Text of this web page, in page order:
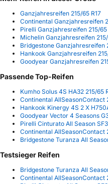
Ganzjahresreifen 215/65 R17
Continental Ganzjahresreifen
Pirelli Ganzjahresreifen 215/65
Michelin Ganzjahresreifen
Bridgestone Ganzjahresreifen
Hankook Ganzjahresreifen
Goodyear Ganzjahresreifen
Passende Top-Reifen
Kumho Solus 4S HA32 215/65
Continental AllSeasonContact
Hankook Kinergy 4S 2 X
Goodyear Vector 4 Seasons
Pirelli Cinturato All Season
Continental AllSeasonContact
Bridgestone Turanza All
Testsieger Reifen
Bridgestone Turanza All
Continental AllSeasonContact